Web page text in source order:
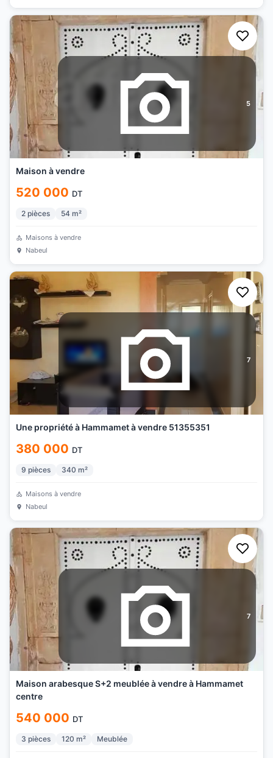
5
Maison à vendre
520 000 DT
2 pièces 54 m²
Maisons à vendre
Nabeul
7
Une propriété à Hammamet à vendre 51355351
380 000 DT
9 pièces 340 m²
Maisons à vendre
Nabeul
7
Maison arabesque S+2 meublée à vendre à Hammamet
centre
540 000 DT
3 pièces 120 m² Meublée